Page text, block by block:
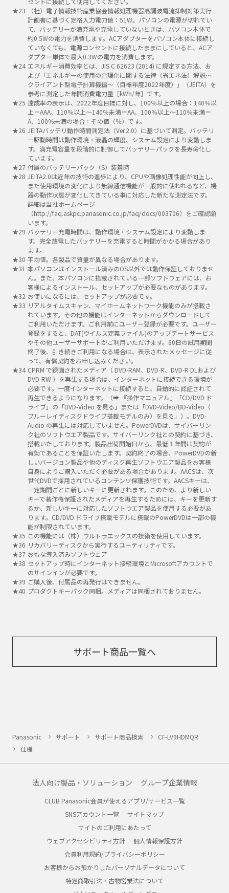
（社）電子情報技術産業協会情報処理機器高調波電流抑制対策実行
計画書に基づく定格入力電力値：51W。パソコンの電源が切れてい
て、バッテリーが満充電や充電していないときは、パソコン本体で
約0.5Wの電力を消費します。ACアダプターをパソコン本体に接続し
ていなくても、電源コンセントに接続したままにしていると、ACア
ダプター単体で最大0.3Wの電力を消費します。
エネルギー消費効率とは、JIS C 62623 (2014) に規定する方法、お
よび「エネルギーの使用の合理化に関する法律（省エネ法）解説～
クライアント型電子計算機編～（目標年度2022年度）」（JEITA）を
参考に測定した年間消費電力量［kWh/年］です。
達成率の表示は、2022年度目標に対し、100％以上の場合：140％以
上＝AAA、110％以上～140％未満＝AA、100％以上～110％未満＝
A、100％未満の場合：その値（％）です。
JEITAバッテリ動作時間測定法（Ver.2.0）に基づいて測定。バッテリ
ー駆動時間は動作環境・液晶の輝度、システム設定により変動しま
す。満充電容量を段階的に制御してバッテリーパックを長寿命化し
ています。
付属のバッテリーパック（S）装着時
JEITA2.0は近年の技術の進歩により、CPUや画像処理性能が向上し、
また使用環境の変化により無線通信機能が一般的に使われるなど、機
器の動作状態が変化してきている事に対応した新たな測定法です。
詳細は当社ホームページ
（http://faq.askpc.panasonic.co.jp/faq/docs/003706）をご確認願
います。
バッテリー充電時間は、動作環境・システム設定により変動しま
す。完全放電したバッテリーを充電すると時間がかかる場合があり
ます。
平均値。各製品で質量が異なる場合があります。
本パソコンはインストール済みのOS以外では動作保証しておりませ
ん。また、本パソコンに搭載されている一部ソフトウェアには、お
客様によるインストール、セットアップが必要なものがあります。
お使いになるには、セットアップが必要です。
リアルタイムスキャン、マイホームネットワーク機能のみが搭載さ
れています。その他の機能はインターネットからダウンロードして
ご利用いただけます。ご利用前にユーザー登録が必要です。ユーザー
登録をすると、DAT(ウイルス定義ファイル)のアップデートサービス
やその他ユーザーサポートがご利用いただけます。60日の試用期間
終了後、引き続きご利用になる場合は、表示されたメッセージに従
って、有償契約をお申し込みください。
CPRM で録画されたメディア（ DVD-RAM、DVD-R、DVD-R DLおよび
DVD-RW ）を再生する場合は、インターネットに接続できる環境が
必要です。一度インターネットに接続すると、自動的に認証されて
再生できるようになります。（➡ 『操作マニュアル』「CD/DVD ド
ライブ」の「DVD-Video を見る」または「DVD-Video/BD-Video（
ブルーレイディスクドライブ搭載モデルのみ）を見る」）。DVD-
Audio の再生には対応していません。PowerDVDは、サイバーリン
ク社のソフトウエア製品です。サイバーリンク社との契約に基づき、
搭載いたしております。製品出荷開始日から、最低１年間は契約が
有効であることを保証いたします。契約終了の場合、PowerDVDの新
しいバージョン製品や他のディスク再生ソフトウエア製品をお客様
自身によりご購入いただく必要がある場合があります。AACSは、次
世代DVDで採用されているコンテンツ保護技術です。AACSキーは、
一定期間ごとに新しいキーに更新されます。このため、より新しい
キーで著作権保護されたメディアを再生するためには、キーを更新す
るか、新しいキーに対応したソフトウエア製品を使用する必要があ
ります。CD/DVD ドライブ搭載モデルに搭載のPowerDVDは一部の機
能が制限されています。
この機能には（株）ウルトラエックスの技術を使用しています。
リカバリーディスクから実行するユーティリティです。
おもな導入済みソフトウェア
セットアップ時にインターネット接続環境とMicrosoftアカウントで
のサインインが必要です。
ご購入後、付属品の再発行はできません。
プロダクトキーパック同梱。メディアは同梱されておりません。
サポート商品一覧へ
Panasonic サポート サポート商品検索
CF-LV9HDMQR
仕様
法人向け製品・ソリューション グループ企業情報
CLUB Panasonic会員が使えるアプリ/サービス一覧
SNSアカウント一覧
サイトマップ
サイトのご利用にあたって
ウェブアクセシビリティ方針
個人情報保護方針
会員利用規約/プライバシーポリシー
お客様からお預かりしたパーソナルデータについて
特定商取引法・古物営業法について